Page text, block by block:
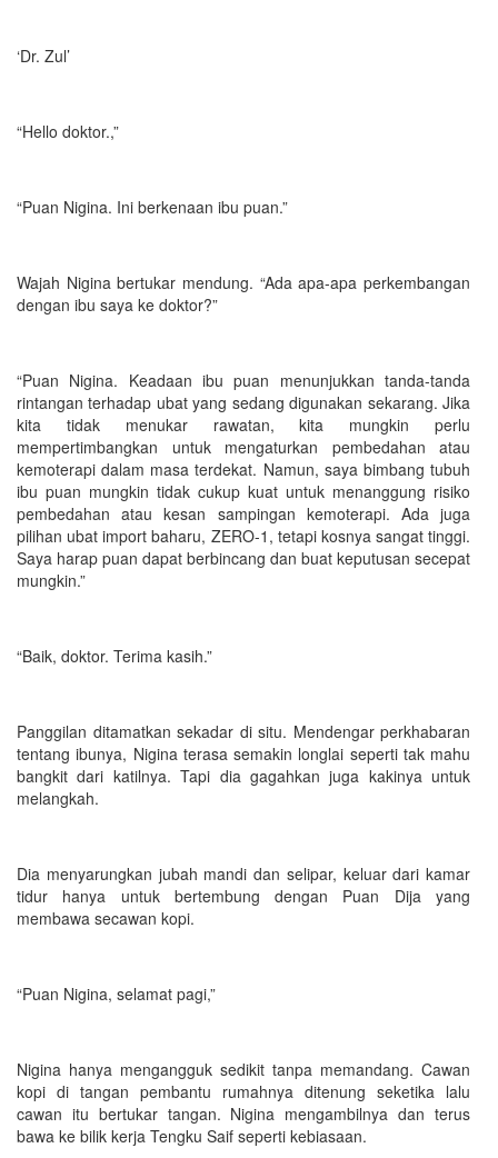
‘Dr. Zul’
“Hello doktor.,”
“Puan Nigina. Ini berkenaan ibu puan.”
Wajah Nigina bertukar mendung. “Ada apa-apa perkembangan
dengan ibu saya ke doktor?”
“Puan Nigina. Keadaan ibu puan menunjukkan tanda-tanda
rintangan terhadap ubat yang sedang digunakan sekarang. Jika
kita tidak menukar rawatan, kita mungkin perlu
mempertimbangkan untuk mengaturkan pembedahan atau
kemoterapi dalam masa terdekat. Namun, saya bimbang tubuh
ibu puan mungkin tidak cukup kuat untuk menanggung risiko
pembedahan atau kesan sampingan kemoterapi. Ada juga
pilihan ubat import baharu, ZERO-1, tetapi kosnya sangat tinggi.
Saya harap puan dapat berbincang dan buat keputusan secepat
mungkin.”
“Baik, doktor. Terima kasih.”
Panggilan ditamatkan sekadar di situ. Mendengar perkhabaran
tentang ibunya, Nigina terasa semakin longlai seperti tak mahu
bangkit dari katilnya. Tapi dia gagahkan juga kakinya untuk
melangkah.
Dia menyarungkan jubah mandi dan selipar, keluar dari kamar
tidur hanya untuk bertembung dengan Puan Dija yang
membawa secawan kopi.
“Puan Nigina, selamat pagi,”
Nigina hanya mengangguk sedikit tanpa memandang. Cawan
kopi di tangan pembantu rumahnya ditenung seketika lalu
cawan itu bertukar tangan. Nigina mengambilnya dan terus
bawa ke bilik kerja Tengku Saif seperti kebiasaan.